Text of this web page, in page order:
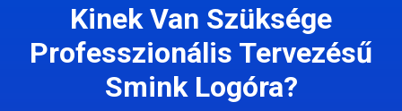
Kinek Van Szüksége
Professzionális Tervezésű
Smink Logóra?